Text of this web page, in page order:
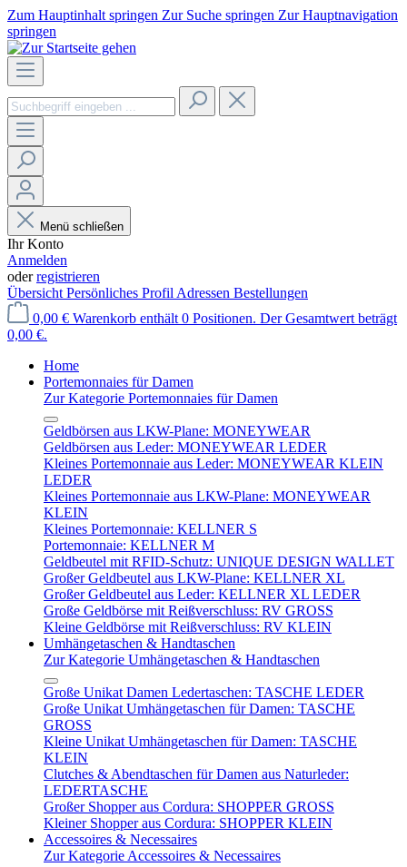
Zum Hauptinhalt springen Zur Suche springen Zur Hauptnavigation
springen
Menü schließen
Ihr Konto
Anmelden
oderregistrieren
Übersicht Persönliches Profil Adressen Bestellungen
0,00 € Warenkorb enthält 0 Positionen. Der Gesamtwert beträgt
0,00 €.
Home
Portemonnaies für Damen
Zur Kategorie Portemonnaies für Damen
Geldbörsen aus LKW-Plane: MONEYWEAR
Geldbörsen aus Leder: MONEYWEAR LEDER
Kleines Portemonnaie aus Leder: MONEYWEAR KLEIN
LEDER
Kleines Portemonnaie aus LKW-Plane: MONEYWEAR
KLEIN
Kleines Portemonnaie: KELLNER S
Portemonnaie: KELLNER M
Geldbeutel mit RFID-Schutz: UNIQUE DESIGN WALLET
Großer Geldbeutel aus LKW-Plane: KELLNER XL
Großer Geldbeutel aus Leder: KELLNER XL LEDER
Große Geldbörse mit Reißverschluss: RV GROSS
Kleine Geldbörse mit Reißverschluss: RV KLEIN
Umhängetaschen & Handtaschen
Zur Kategorie Umhängetaschen & Handtaschen
Große Unikat Damen Ledertaschen: TASCHE LEDER
Große Unikat Umhängetaschen für Damen: TASCHE
GROSS
Kleine Unikat Umhängetaschen für Damen: TASCHE
KLEIN
Clutches & Abendtaschen für Damen aus Naturleder:
LEDERTASCHE
Großer Shopper aus Cordura: SHOPPER GROSS
Kleiner Shopper aus Cordura: SHOPPER KLEIN
Accessoires & Necessaires
Zur Kategorie Accessoires & Necessaires